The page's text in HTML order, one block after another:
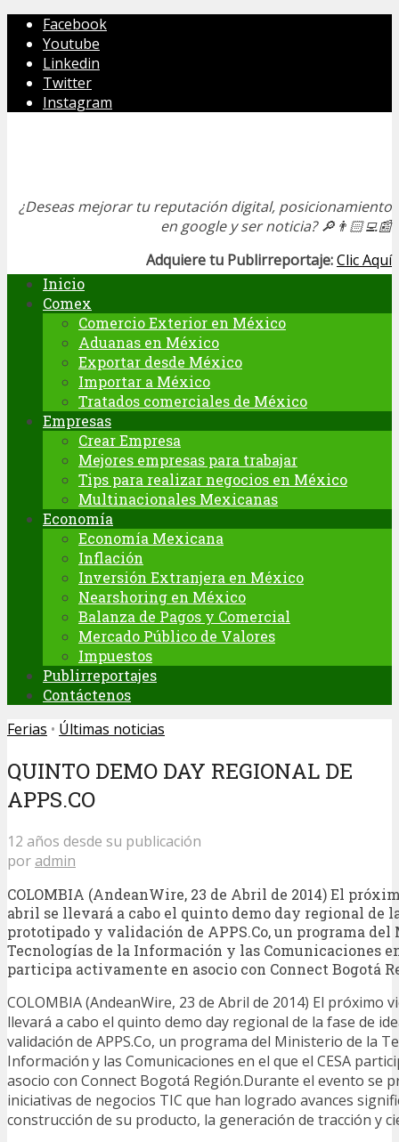
Facebook
Youtube
Linkedin
Twitter
Instagram
¿Deseas mejorar tu reputación digital, posicionamiento
en google y ser noticia?🔎👨🏻‍💻📰
Adquiere tu Publirreportaje:Clic Aquí
Inicio
Comex
Comercio Exterior en México
Aduanas en México
Exportar desde México
Importar a México
Tratados comerciales de México
Empresas
Crear Empresa
Mejores empresas para trabajar
Tips para realizar negocios en México
Multinacionales Mexicanas
Economía
Economía Mexicana
Inflación
Inversión Extranjera en México
Nearshoring en México
Balanza de Pagos y Comercial
Mercado Público de Valores
Impuestos
Publirreportajes
Contáctenos
Ferias • Últimas noticias
QUINTO DEMO DAY REGIONAL DE
APPS.CO
12 años desde su publicación
poradmin
COLOMBIA (AndeanWire, 23 de Abril de 2014) El
abril se llevará a cabo el quinto demo day regional de
prototipado y validación de APPS.Co, un programa
Tecnologías de la Información y las Comunicaciones
participa activamente en asocio con Connect Bogotá
COLOMBIA (AndeanWire, 23 de Abril de 2014) El próximo
llevará a cabo el quinto demo day regional de la fase de
validación de APPS.Co, un programa del Ministerio de la
Información y las Comunicaciones en el que el CESA
asocio con Connect Bogotá Región.Durante el evento se
iniciativas de negocios TIC que han logrado avances
construcción de su producto, la generación de tracción y